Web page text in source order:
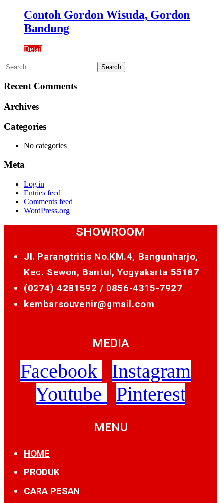
Contoh Gordon Wisuda, Gordon
Bandung
Detail
Search
for:
Recent Comments
Archives
Categories
No categories
Meta
Log in
Entries feed
Comments feed
WordPress.org
SHOWROOM
Jl. Parangtritis No.KM.4, Bangunharjo,
Kec. Sewon, Bantul, Yogyakarta 55187
(0274) 4281592 / 0856-4315-7927
kembarsouvenir@gmail.com
MEDIA
Facebook
Instagram
Youtube
Pinterest
MENU
HOME
PRODUK
CARA PESAN